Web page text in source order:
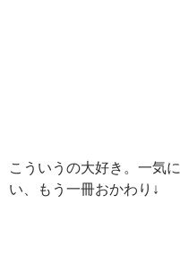
こういうの大好き。一気
い、もう一冊おかわり↓